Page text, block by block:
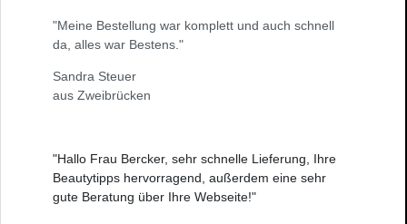
"Meine Bestellung war komplett und auch schnell
da, alles war Bestens."
Sandra Steuer
aus Zweibrücken
"Hallo Frau Bercker, sehr schnelle Lieferung, Ihre
Beautytipps hervorragend, außerdem eine sehr
gute Beratung über Ihre Webseite!"